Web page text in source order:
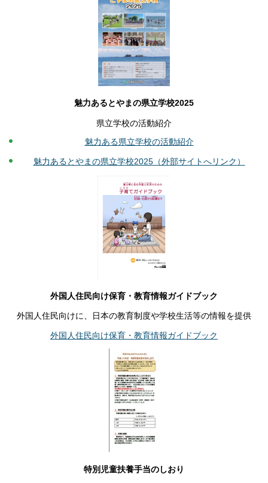
魅力あるとやまの県立学校2025
県立学校の活動紹介
魅力ある県立学校の活動紹介
魅力あるとやまの県立学校2025（外部サイトへリンク）
外国人住民向け保育・教育情報ガイドブック
外国人住民向けに、日本の教育制度や学校生活等の情報を提供
外国人住民向け保育・教育情報ガイドブック
特別児童扶養手当のしおり